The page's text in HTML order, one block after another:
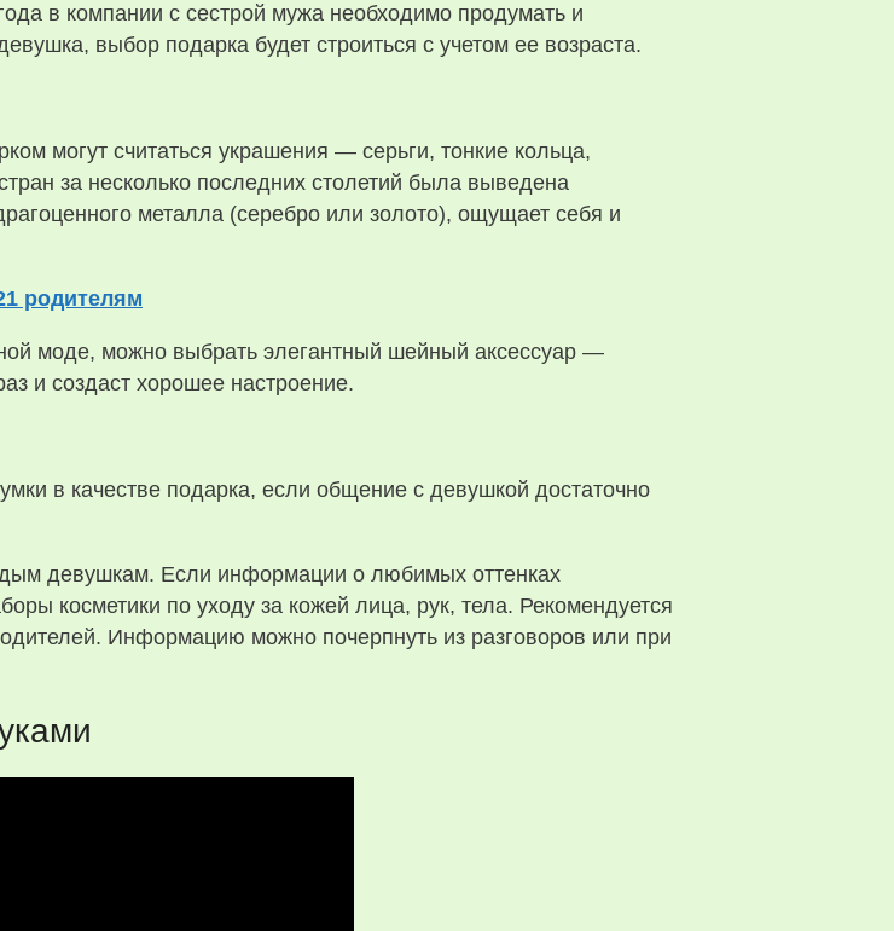
в компании с сестрой мужа необходимо продумать и
выбор подарка будет строиться с учетом ее возраста.
могут считаться украшения — серьги, тонкие кольца,
за несколько последних столетий была выведена
металла (серебро или золото), ощущает себя и
родителям
моде, можно выбрать элегантный шейный аксессуар —
и создаст хорошее настроение.
в качестве подарка, если общение с девушкой достаточно
девушкам. Если информации о любимых оттенках
косметики по уходу за кожей лица, рук, тела. Рекомендуется
Информацию можно почерпнуть из разговоров или при